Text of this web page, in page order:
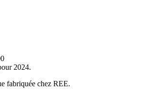
2024.
fabriquée chez REE.